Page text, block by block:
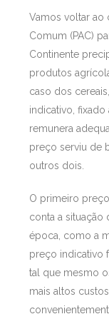
Vamos voltar ao
Comum (PAC)
Continente
produtos
caso dos
indicativo, fixado
remunera
preço serviu de
outros dois.
O primeiro
conta a situação
época, como a
preço indicativo
tal que mesmo
mais altos